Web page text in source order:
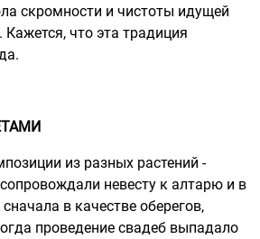
скромности и чистоты идущей
что эта традиция
из разных растений -
невесту к алтарю и в
в качестве оберегов,
проведение свадеб выпадало